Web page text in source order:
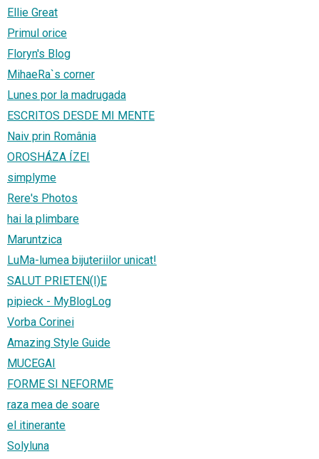
Ellie Great
Primul orice
Floryn's Blog
MihaeRa`s corner
Lunes por la madrugada
ESCRITOS DESDE MI MENTE
Naiv prin România
OROSHÁZA ÍZEI
simplyme
Rere's Photos
hai la plimbare
Maruntzica
LuMa-lumea bijuteriilor unicat!
SALUT PRIETEN(I)E
pipieck - MyBlogLog
Vorba Corinei
Amazing Style Guide
MUCEGAI
FORME SI NEFORME
raza mea de soare
el itinerante
Solyluna